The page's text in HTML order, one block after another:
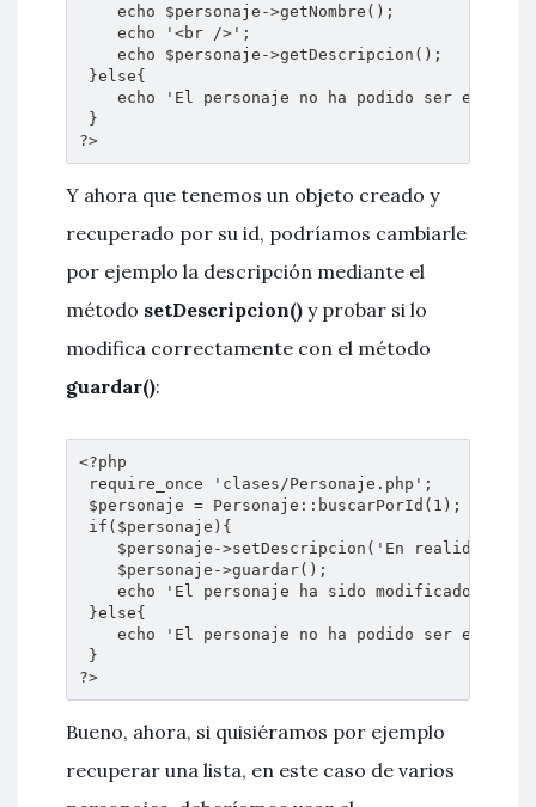
    echo $personaje->getNombre();
    echo '<br />';
    echo $personaje->getDescripcion();
}else{
echo 'El personaje no ha podido ser
}
?>
Y ahora que tenemos un objeto creado y
recuperado por su id, podríamos cambiarle
por ejemplo la descripción mediante el
método setDescripcion() y probar si lo
modifica correctamente con el método
guardar():
<?php
require_once 'clases/Personaje.php';
$personaje = Personaje::buscarPorId(1);
if($personaje){
$personaje->setDescripcion('En realidad es
    $personaje->guardar();
    echo 'El personaje ha sido modificado';
}else{
echo 'El personaje no ha podido ser
}
?>
Bueno, ahora, si quisiéramos por ejemplo
recuperar una lista, en este caso de varios